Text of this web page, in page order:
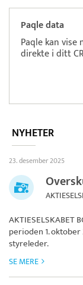
Paqle data
Paqle kan
direkte i ditt
NYHETER
23. desember 2025
AKTIESELSKABET
perioden 1.
styreleder.
SE MERE